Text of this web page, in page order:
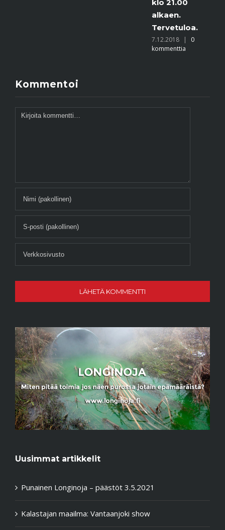
Tervetuloa.
0
Kommentoi
Kommentti
Uusimmat artikkelit
Punainen Longinoja – päästöt 3.5.2021
Kalastajan maailma: Vantaanjoki show